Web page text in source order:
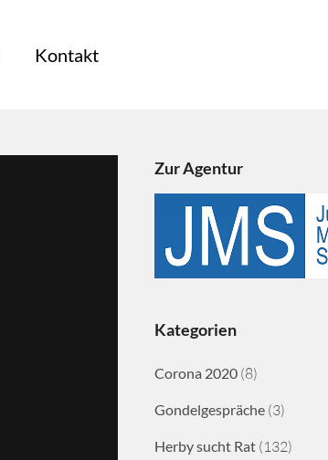
Kontakt
Zur Agentur
Kategorien
Corona 2020 (8)
Gondelgespräche (3)
Herby sucht Rat (132)